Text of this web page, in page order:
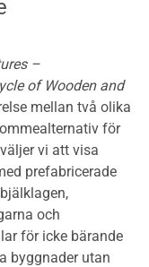
–
of Wooden and
mellan två olika
för
vi att visa
prefabricerade
och
för icke bärande
byggnader utan